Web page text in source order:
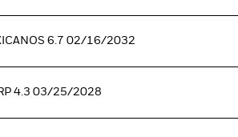
6.7 02/16/2032
4.3 03/25/2028